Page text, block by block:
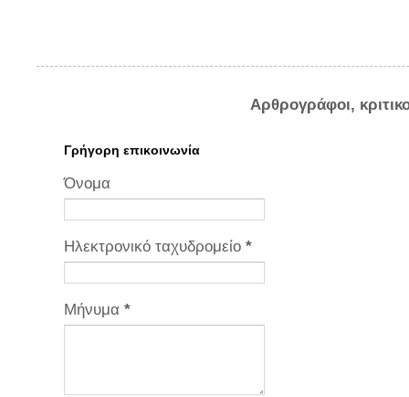
Αρθρογράφοι,
Γρήγορη επικοινωνία
Όνομα
Ηλεκτρονικό ταχυδρομείο *
Μήνυμα *